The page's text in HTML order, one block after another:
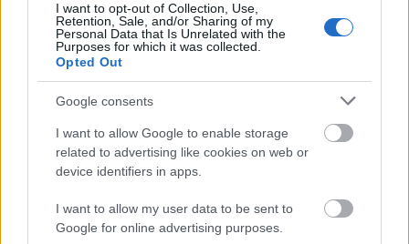
I want to opt-out of Collection, Use,
Retention, Sale, and/or Sharing of my
Personal Data that Is Unrelated with the
Purposes for which it was collected.
Opted Out
Google consents
I want to allow Google to enable storage
related to advertising like cookies on web or
device identifiers in apps.
I want to allow my user data to be sent to
Google for online advertising purposes.
nem játszani, nem csinálni semmit, csak ott lenni,
hadd repkedjen a madárka a cérnaszálon, amíg bele
nem kerül a történet végén a kalitkába. És nyilván
nincs értelme mindezt Cser Krisztiánon most számon
kérni, mert (egyelőre) nincs meg benne, de nem jut
megvolna, így élünk, vagyis így él ez a mű, keressük
Kékszakállút. Majd előkerül.